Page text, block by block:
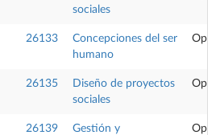
sociales
26133
Concepciones del ser
humano
26135
Diseño de proyectos
sociales
26139
Gestión y